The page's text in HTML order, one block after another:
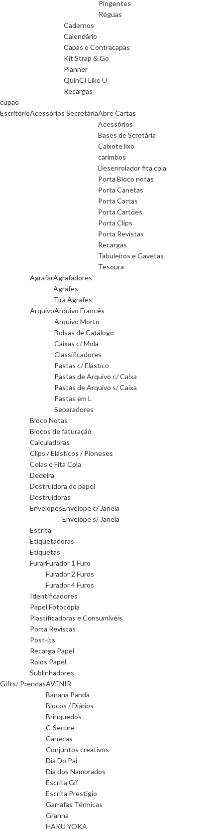
Pingentes
Réguas
Cadernos
Calendário
Capas e Contracapas
Kit Strap & Go
Planner
QuinCI Like U
Recargas
cupao
EscritórioAcessórios SecretáriaAbre Cartas
Acessórios
Bases de Scretária
Caixote lixo
carimbos
Desenrolador fita cola
Porta Bloco notas
Porta Canetas
Porta Cartas
Porta Cartões
Porta Clips
Porta Revistas
Recargas
Tabuleiros e Gavetas
Tesoura
AgrafarAgrafadores
Agrafes
Tira Agrafes
ArquivoArquivo Francês
Arquivo Morto
Bolsas de Catálogo
Caixas c/ Mola
Classificadores
Pastas c/ Elástico
Pastas de Arquivo c/ Caixa
Pastas de Arquivo s/ Caixa
Pastas em L
Separadores
Bloco Notas
Blocos de faturação
Calculadoras
Clips / Elásticos / Pioneses
Colas e Fita Cola
Dedeira
Destruidora de papel
Destruidoras
EnvelopesEnvelope c/ Janela
Envelope s/ Janela
Escrita
Etiquetadoras
Etiquetas
FurarFurador 1 Furo
Furador 2 Furos
Furador 4 Furos
Identificadores
Papel Fotocópia
Plastificadoras e Consumivéis
Porta Revistas
Post-its
Recarga Papel
Rolos Papel
Sublinhadores
Gifts/ PrendasAVENIR
Banana Panda
Blocos / Diários
Brinquedos
C-Secure
Canecas
Conjuntos creativos
Dia Do Pai
Dia dos Namorados
Escrita Gif
Escrita Prestigio
Garrafas Térmicas
Granna
HAKU YOKA